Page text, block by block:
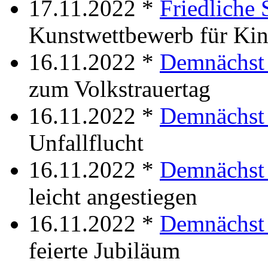
17.11.2022 * Friedliche
Kunstwettbewerb für
16.11.2022 *
zum Volkstrauertag
16.11.2022 *
Unfallflucht
16.11.2022 *
leicht angestiegen
16.11.2022 *
feierte Jubiläum